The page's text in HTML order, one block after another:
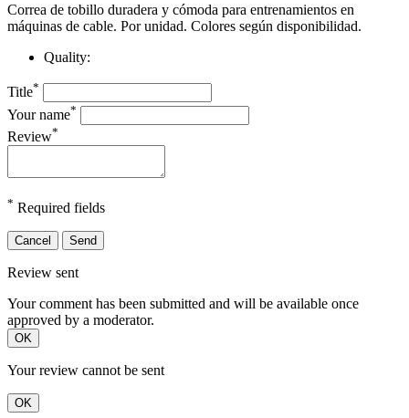
Correa de tobillo duradera y cómoda para entrenamientos en
máquinas de cable. Por unidad. Colores según disponibilidad.
Quality:
Title*
Your name*
Review*
* Required fields
Cancel Send
Review sent
Your comment has been submitted and will be available once
approved by a moderator.
OK
Your review cannot be sent
OK